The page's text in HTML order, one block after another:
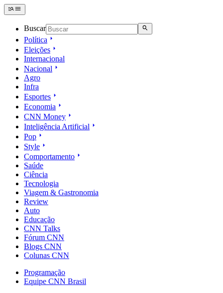
Buscar
Política
Eleições
Internacional
Nacional
Agro
Infra
Esportes
Economia
CNN Money
Inteligência Artificial
Pop
Style
Comportamento
Saúde
Ciência
Tecnologia
Viagem & Gastronomia
Review
Auto
Educação
CNN Talks
Fórum CNN
Blogs CNN
Colunas CNN
Programação
Equipe CNN Brasil